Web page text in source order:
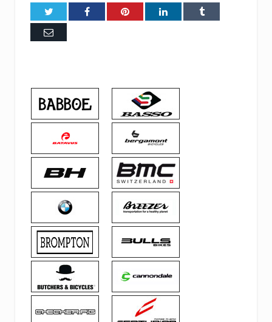
Twitter Facebook Pinterest LinkedIn Tumblr
Email